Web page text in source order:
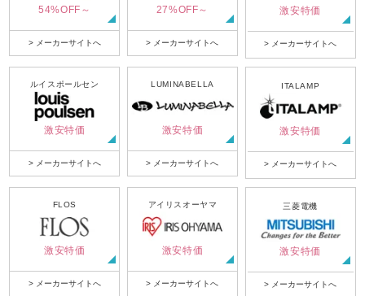
54%OFF～
> メーカーサイトへ
27%OFF～
> メーカーサイトへ
激安特価
> メーカーサイトへ
ルイスポールセン
激安特価
> メーカーサイトへ
LUMINABELLA
激安特価
> メーカーサイトへ
ITALAMP
激安特価
> メーカーサイトへ
FLOS
激安特価
> メーカーサイトへ
アイリスオーヤマ
激安特価
> メーカーサイトへ
三菱電機
激安特価
> メーカーサイトへ